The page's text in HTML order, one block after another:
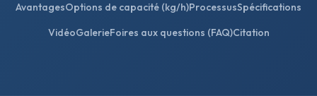
AvantagesOptions de capacité (kg/h)ProcessusSpécifications
VidéoGalerieFoires aux questions (FAQ)Citation